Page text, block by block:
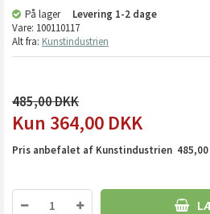
På lager Levering 1-2 dage
Vare: 100110117
Alt fra: Kunstindustrien
485,00
364,00 DKK
Pris anbefalet af Kunstindustrien